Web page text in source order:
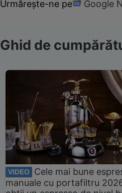
Urmărește-ne pe Google
Ghid de
VIDEO
Cele mai bune
manuale cu portafiltru